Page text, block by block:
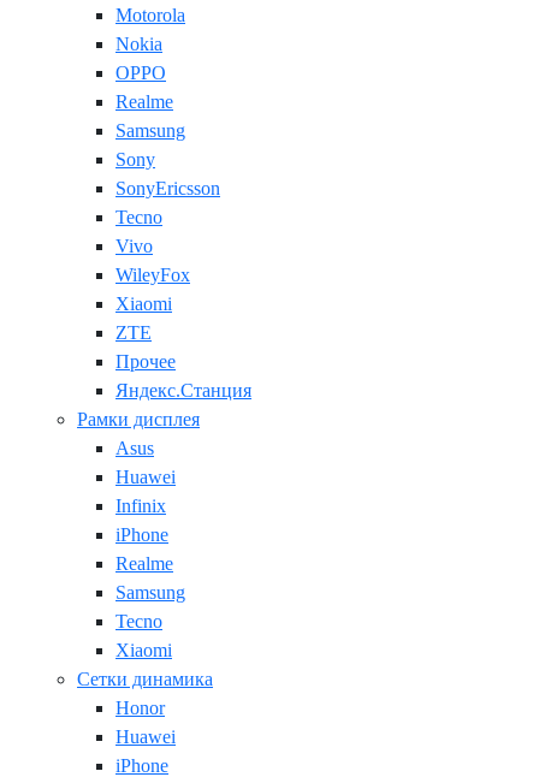
Motorola
Nokia
OPPO
Realme
Samsung
Sony
SonyEricsson
Tecno
Vivo
WileyFox
Xiaomi
ZTE
Прочее
Яндекс.Станция
Рамки дисплея
Asus
Huawei
Infinix
iPhone
Realme
Samsung
Tecno
Xiaomi
Сетки динамика
Honor
Huawei
iPhone